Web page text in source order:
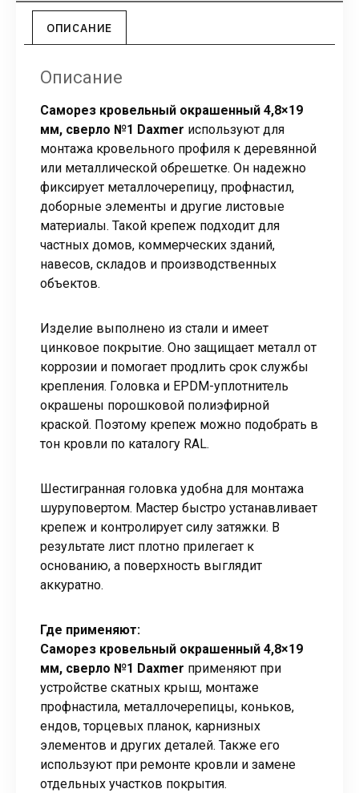
ОПИСАНИЕ
Описание
Саморез кровельный окрашенный 4,8×19
мм, сверло №1 Daxmer используют для
монтажа кровельного профиля к деревянной
или металлической обрешетке. Он надежно
фиксирует металлочерепицу, профнастил,
доборные элементы и другие листовые
материалы. Такой крепеж подходит для
частных домов, коммерческих зданий,
навесов, складов и производственных
объектов.
Изделие выполнено из стали и имеет
цинковое покрытие. Оно защищает металл от
коррозии и помогает продлить срок службы
крепления. Головка и EPDM-уплотнитель
окрашены порошковой полиэфирной
краской. Поэтому крепеж можно подобрать в
тон кровли по каталогу RAL.
Шестигранная головка удобна для монтажа
шуруповертом. Мастер быстро устанавливает
крепеж и контролирует силу затяжки. В
результате лист плотно прилегает к
основанию, а поверхность выглядит
аккуратно.
Где применяют:
Саморез кровельный окрашенный 4,8×19
мм, сверло №1 Daxmer применяют при
устройстве скатных крыш, монтаже
профнастила, металлочерепицы, коньков,
ендов, торцевых планок, карнизных
элементов и других деталей. Также его
используют при ремонте кровли и замене
отдельных участков покрытия.